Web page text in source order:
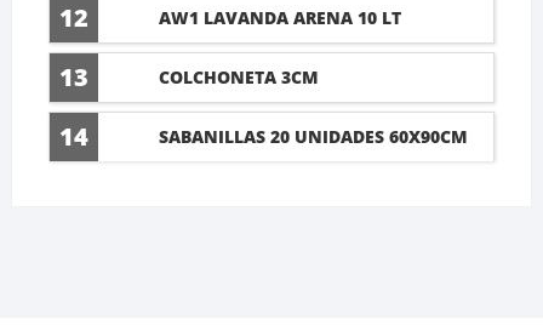
12 AW1 LAVANDA ARENA 10 LT
13 COLCHONETA 3CM
14 SABANILLAS 20 UNIDADES 60X90CM